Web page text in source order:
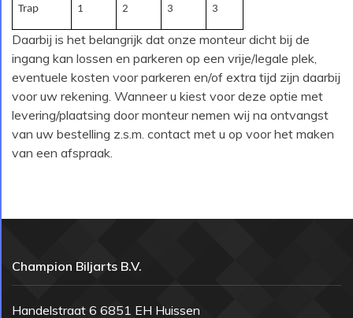
Trap 1 2 3 3
Daarbij is het belangrijk dat onze monteur dicht bij de
ingang kan lossen en parkeren op een vrije/legale plek,
eventuele kosten voor parkeren en/of extra tijd zijn daarbij
voor uw rekening. Wanneer u kiest voor deze optie met
levering/plaatsing door monteur nemen wij na ontvangst
van uw bestelling z.s.m. contact met u op voor het maken
van een afspraak.
Champion Biljarts B.V.
Handelstraat 6 6851 EH Huissen